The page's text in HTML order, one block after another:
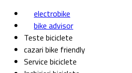
electrobike
bike advisor
Teste biciclete
cazari bike friendly
Service biciclete